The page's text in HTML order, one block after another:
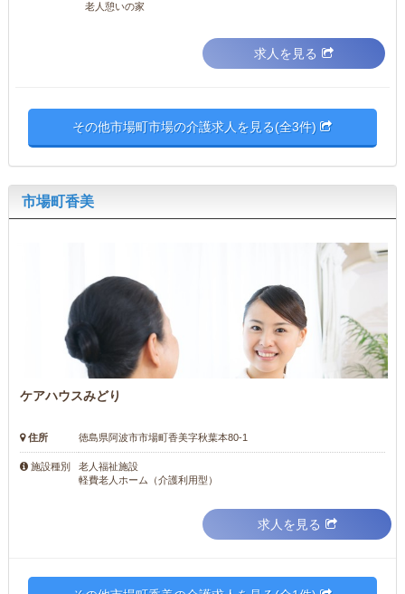
老人憩いの家
求人を見る
その他市場町市場の介護求人を見る(全3件)
市場町香美
ケアハウスみどり
住所 徳島県阿波市市場町香美字秋葉本80-1
施設種別
老人福祉施設
軽費老人ホーム（介護利用型）
求人を見る